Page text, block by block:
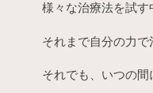
様々な治療法を試す
それまで自分の力
それでも、いつの間